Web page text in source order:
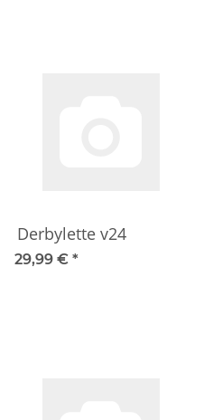
Derbylette v24
29,99 € *